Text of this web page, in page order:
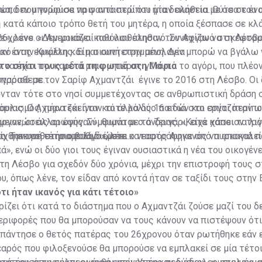
που γνώρισε πριν από περίπου μία δεκαετία με όσα του
δεν μπορούσα να φανταστώ ότι ήταν αλήθεια. Ούτε σε
κατά κάποιο τρόπο θετή του μητέρα, η οποία ξέσπασε σε
«Δεν μοιάζει καθόλου αληθινό. Συνεχίζω να
ένας εφιάλτης. Είμαι συντετριμμένη. Δεν μπορώ να βγάλω
να έχω την καρδιά μιας μητέρας γι' αυτό το αγόρι, που πλέον
λένε οι Αμερικανοί που υιοθέτησαν τον Αφγανό στη
στην Κυψέλη και η σιωπή στην απολογία
σπίτι τους μετά τη φωτιά στη Μόρια
με τον Σαρίφ Αχμαντζάι έγινε το 2016 στη Λέσβο. Οι
τότε στο νησί συμμετέχοντας σε ανθρωπιστική δράση
Ο Αχμαντζάι ήταν τότε μόλις 16 ετών και εργαζόταν
αρωγής. Σύμφωνα με το ζευγάρι, είχε χάσει τα
η σκηνή στην οποία διέμενε καταστράφηκε από πυρκαγιά
πήρα εκείνον και άλλα δύο παιδιά στο σπίτι
οι άλλοι έφυγαν», θυμάται ο άνδρας. «Κατά κάποιον
Τον υιοθετήσαμε λίγο», λέει.
σε τέτοιο βαθμό ώστε ο νεαρός Αφγανός να αποκαλεί
ενώ οι δύο γιοι τους έγιναν ουσιαστικά η νέα του
Λέσβο για σχεδόν δύο χρόνια, μέχρι την επιστροφή τους
όπως λένε, τον είδαν από κοντά ήταν σε ταξίδι τους
ήταν ικανός για κάτι τέτοιο»
ότι κατά το διάστημα που ο Αχμαντζάι ζούσε μαζί του
που θα μπορούσαν να τους κάνουν να πιστέψουν ότι
ο θετός πατέρας του 26χρονου όταν ρωτήθηκε εάν
που φιλοξενούσε θα μπορούσε να εμπλακεί σε μία